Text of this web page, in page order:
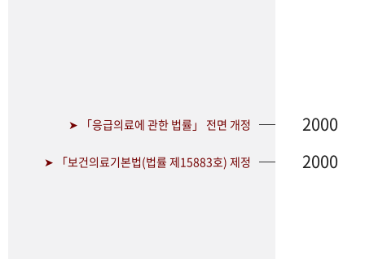
➤ 「응급의료에 관한 법률」 전면 개정 2000
➤ 「보건의료기본법(법률 제15883호) 제정 2000